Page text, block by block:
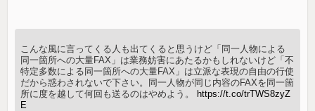
こんな風に言ってくる人も出てくると思うけど「同一人物による
同一箇所への大量FAX」は業務妨害にあたるかもしれないけど「不
特定多数による同一箇所への大量FAX」は立派な表現の自由の行使
だから惑わされないで下さい。同一人物が同じ内容のFAXを同一箇
所に度を越して何回も送るのはやめよう。 https://t.co/trTWS8zyZ
E